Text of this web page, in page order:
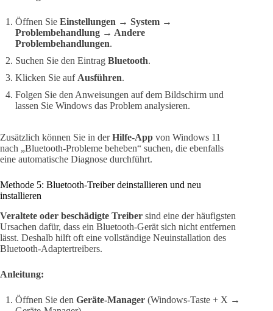
Öffnen Sie Einstellungen → System →
Problembehandlung → Andere
Problembehandlungen.
Suchen Sie den Eintrag Bluetooth.
Klicken Sie auf Ausführen.
Folgen Sie den Anweisungen auf dem Bildschirm und
lassen Sie Windows das Problem analysieren.
Zusätzlich können Sie in derHilfe-App von Windows 11
nach „Bluetooth-Probleme beheben“ suchen, die ebenfalls
eine automatische Diagnose durchführt.
Methode 5: Bluetooth-Treiber deinstallieren und neu
installieren
Veraltete oder beschädigte Treiber sind eine der häufigsten
Ursachen dafür, dass ein Bluetooth-Gerät sich nicht entfernen
lässt. Deshalb hilft oft eine vollständige Neuinstallation des
Bluetooth-Adaptertreibers.
Anleitung:
Öffnen Sie den Geräte-Manager (Windows-Taste + X →